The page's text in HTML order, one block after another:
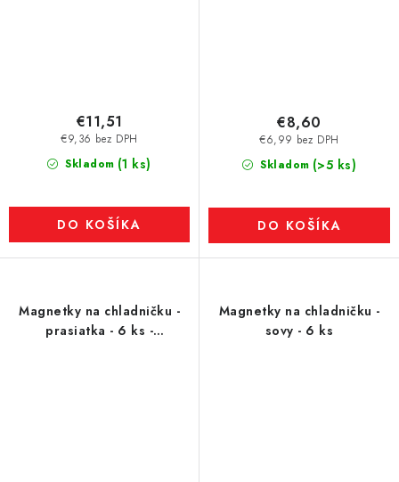
Skladom (1 ks)
€9,36 bez DPH
€11,51
DO KOŠÍKA
Skladom (>5 ks)
€6,99 bez DPH
€8,60
DO KOŠÍKA
Magnetky na chladničku -
prasiatka - 6 ks -
Magnetky na chladničku -
sovy - 6 ks